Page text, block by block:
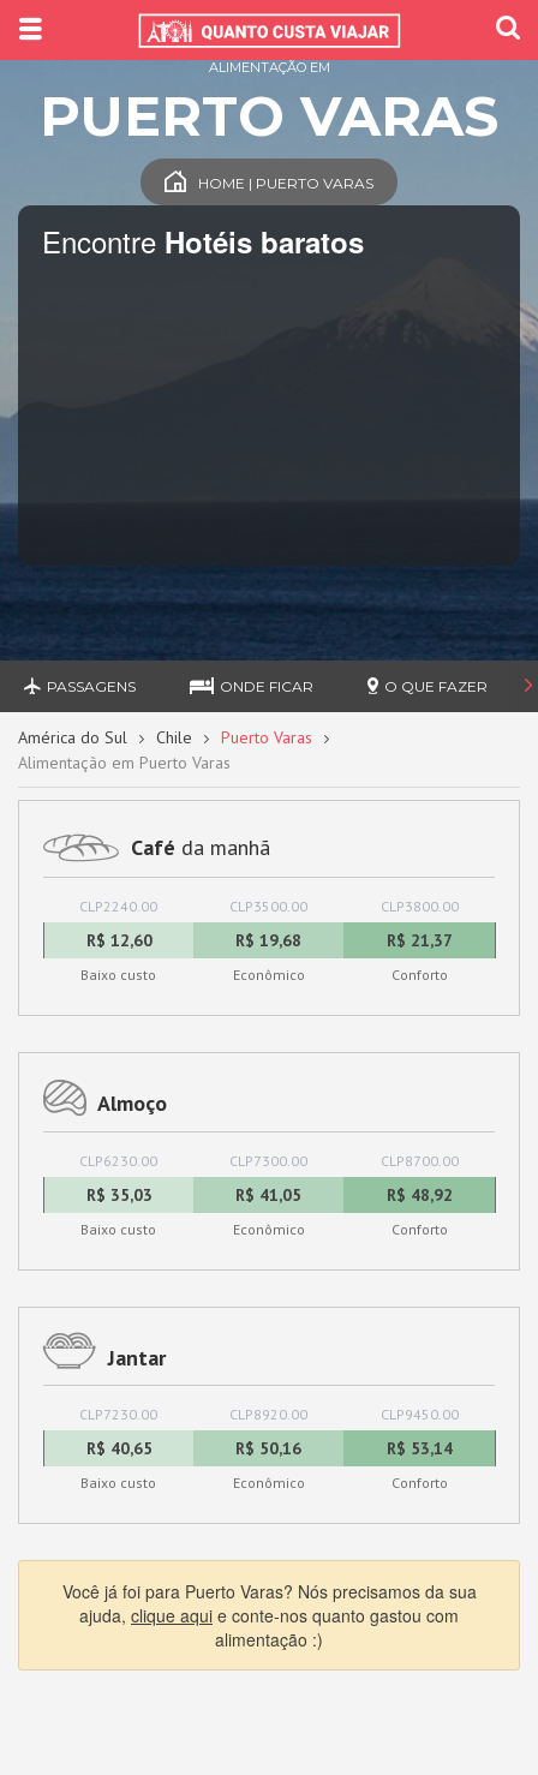
Encontre Hotéis baratos
ALIMENTAÇÃO EM
PUERTO VARAS
HOME | PUERTO VARAS
PASSAGENS ONDE FICAR O QUE FAZER
América do Sul Chile
Puerto Varas
Alimentação em Puerto Varas
Café da manhã
CLP2240.00 CLP3500.00 CLP3800.00
R$ 12,60 R$ 19,68 R$ 21,37
Baixo custo Econômico Conforto
Almoço
CLP6230.00 CLP7300.00 CLP8700.00
R$ 35,03 R$ 41,05 R$ 48,92
Baixo custo Econômico Conforto
Jantar
CLP7230.00 CLP8920.00 CLP9450.00
R$ 40,65 R$ 50,16 R$ 53,14
Baixo custo Econômico Conforto
Você já foi para Puerto Varas? Nós precisamos da sua
ajuda, clique aqui e conte-nos quanto gastou com
alimentação :)